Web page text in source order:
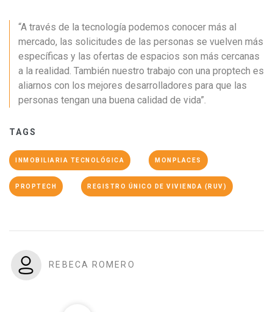
“A través de la tecnología podemos conocer más al
mercado, las solicitudes de las personas se vuelven más
específicas y las ofertas de espacios son más cercanas
a la realidad. También nuestro trabajo con una proptech es
aliarnos con los mejores desarrolladores para que las
personas tengan una buena calidad de vida”.
TAGS
INMOBILIARIA TECNOLÓGICA MONPLACES
PROPTECH REGISTRO ÚNICO DE VIVIENDA (RUV)
REBECA ROMERO